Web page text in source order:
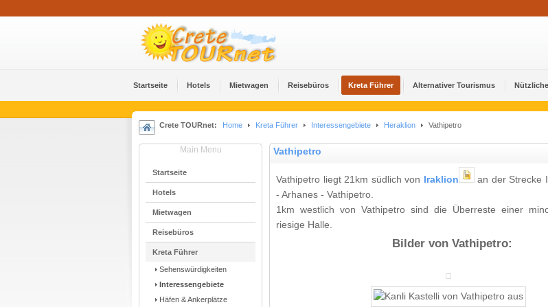
Startseite Hotels Mietwagen Reisebüros Kreta Führer Alternativer Tourismus
Crete TOURnet: Home Kreta Führer Interessengebiete Heraklion Vathipetro
Main Menu
Startseite
Hotels
Mietwagen
Reisebüros
Kreta Führer
Sehenswürdigkeiten
Interessengebiete
Häfen & Ankerplätze
Vathipetro
Vathipetro liegt 21km südlich von Iraklion an der Strecke
- Arhanes - Vathipetro.
1km westlich von Vathipetro sind die Überreste einer
riesige Halle.
Bilder von Vathipetro: